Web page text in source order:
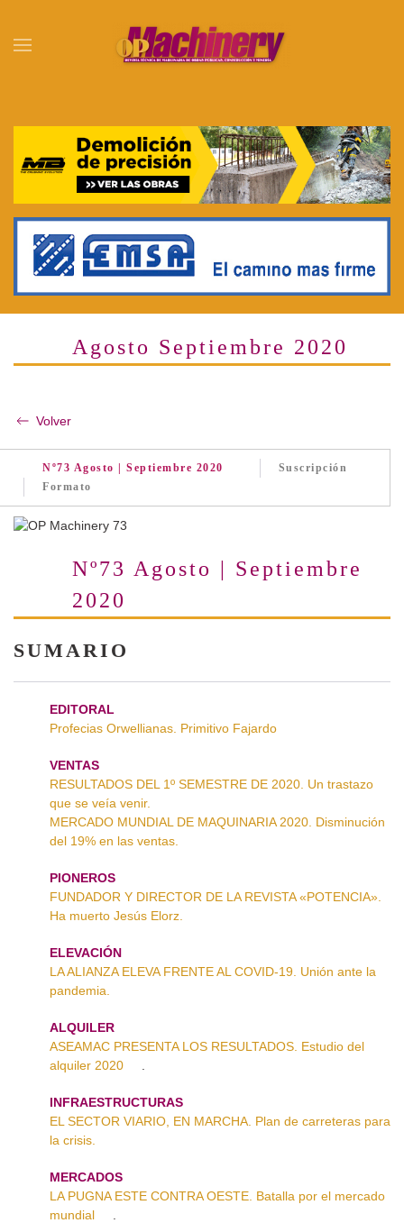
Skip to main content
Agosto Septiembre 2020
Volver
Nº73 Agosto | Septiembre 2020
Suscripción
Formato
Nº73 Agosto | Septiembre
2020
SUMARIO
EDITORAL
Profecias Orwellianas. Primitivo Fajardo
VENTAS
RESULTADOS DEL 1º SEMESTRE DE 2020. Un trastazo
que se veía venir.
MERCADO MUNDIAL DE MAQUINARIA 2020. Disminución
del 19% en las ventas.
PIONEROS
FUNDADOR Y DIRECTOR DE LA REVISTA «POTENCIA».
Ha muerto Jesús Elorz.
ELEVACIÓN
LA ALIANZA ELEVA FRENTE AL COVID-19. Unión ante la
pandemia.
ALQUILER
ASEAMAC PRESENTA LOS RESULTADOS. Estudio del
alquiler 2020
INFRAESTRUCTURAS
EL SECTOR VIARIO, EN MARCHA. Plan de carreteras para
la crisis.
MERCADOS
LA PUGNA ESTE CONTRA OESTE. Batalla por el mercado
mundial